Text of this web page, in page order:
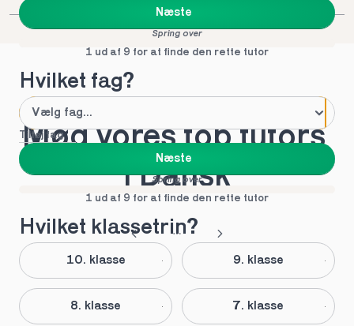
Næste
Spring over
1 ud af 9 for at finde den rette tutor
Hvilket fag?
Tilføj fag
Næste
Spring over
1 ud af 9 for at finde den rette tutor
Hvilket klassetrin?
10. klasse 9. klasse
8. klasse 7. klasse
Mød vores top tutors
i Dansk